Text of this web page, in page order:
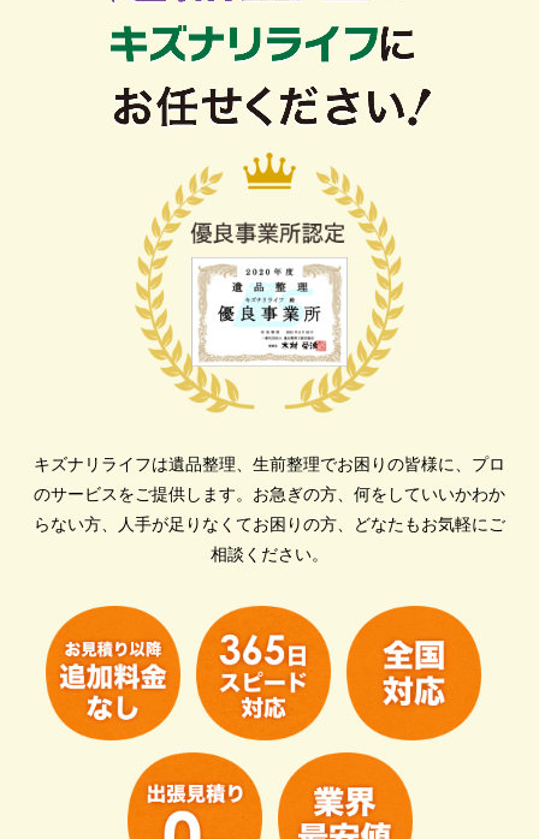
キズナリライフは遺品整理、生前整理でお困りの皆様に、プロ
のサービスをご提供します。 お急ぎの方、何をしていいかわか
らない方、人手が足りなくてお困りの方、どなたもお気軽にご
相談ください。